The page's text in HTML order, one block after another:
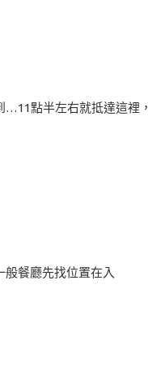
…11點半左右就抵達這裡，
餐廳先找位置在入